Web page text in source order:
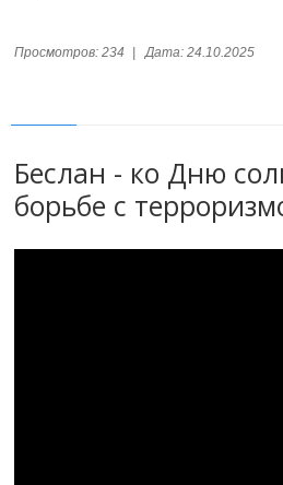
Просмотров: 234 Дата: 24.10.2025
Беслан - ко Дню
борьбе с